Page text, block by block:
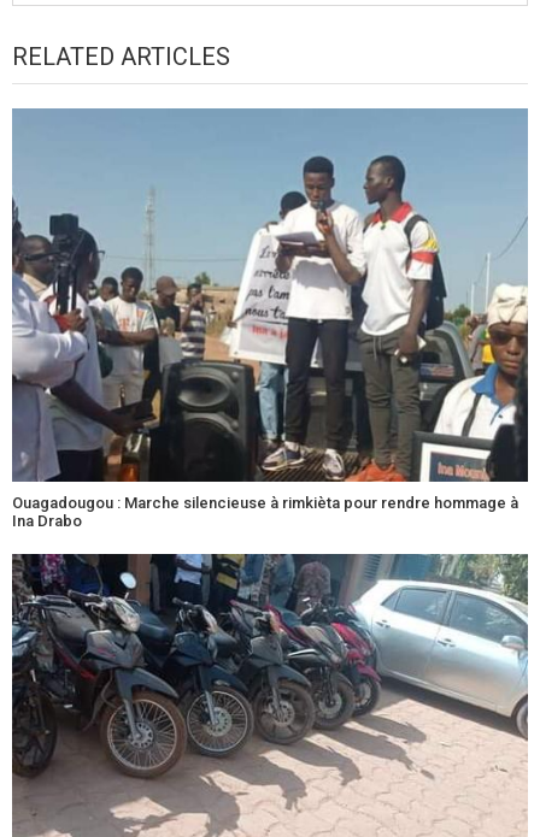
RELATED ARTICLES
Ouagadougou : Marche silencieuse à rimkièta pour rendre hommage à
Ina Drabo